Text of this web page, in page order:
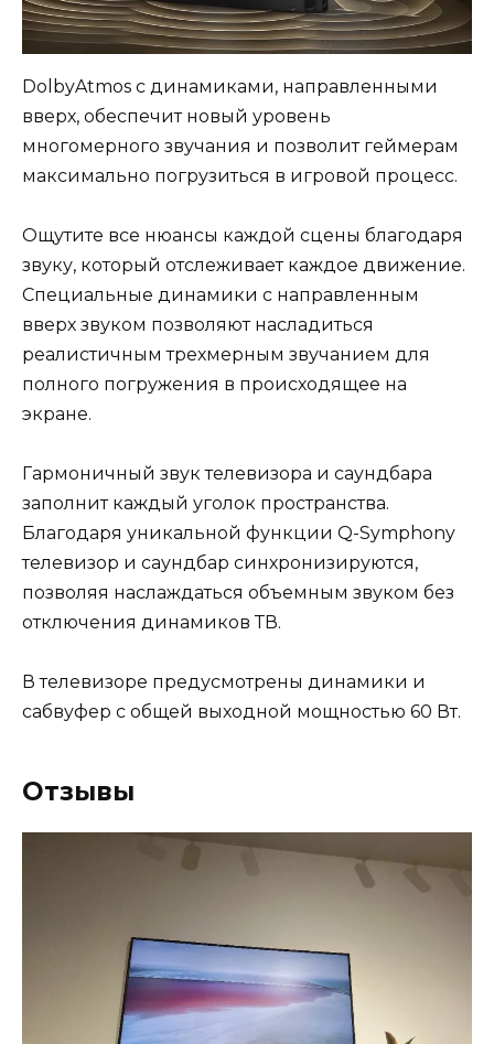
DolbyAtmos с динамиками, направленными
вверх, обеспечит новый уровень
многомерного звучания и позволит геймерам
максимально погрузиться в игровой процесс.
Ощутите все нюансы каждой сцены благодаря
звуку, который отслеживает каждое движение.
Специальные динамики с направленным
вверх звуком позволяют насладиться
реалистичным трехмерным звучанием для
полного погружения в происходящее на
экране.
Гармоничный звук телевизора и саундбара
заполнит каждый уголок пространства.
Благодаря уникальной функции Q-Symphony
телевизор и саундбар синхронизируются,
позволяя наслаждаться объемным звуком без
отключения динамиков ТВ.
В телевизоре предусмотрены динамики и
сабвуфер с общей выходной мощностью 60 Вт.
Отзывы